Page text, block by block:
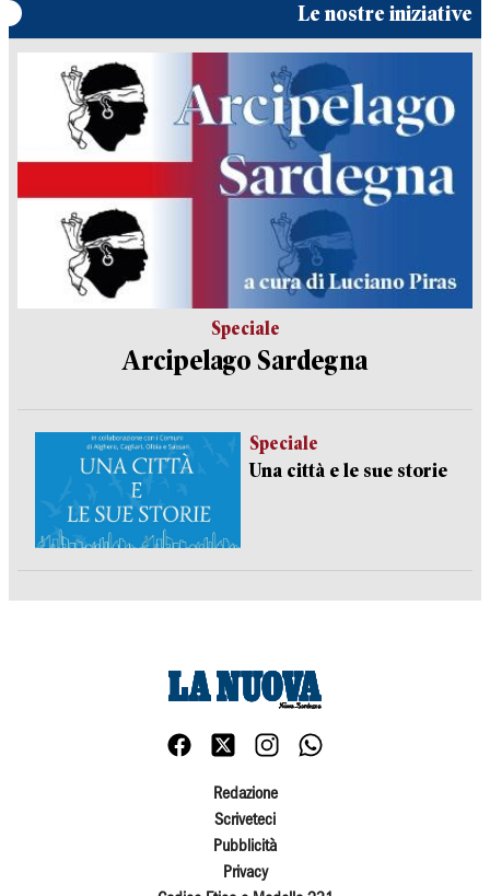
Le nostre iniziative
Speciale
Arcipelago Sardegna
Speciale
Una città e le sue storie
Redazione
Scriveteci
Pubblicità
Privacy